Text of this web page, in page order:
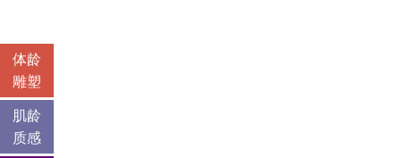
体龄
雕塑
肌龄
质感